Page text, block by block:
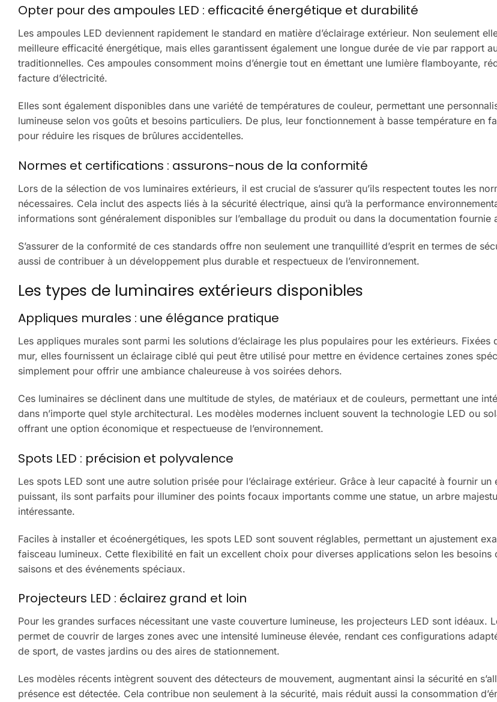
Opter pour des ampoules LED : efficacité énergétique et durabilité
Les ampoules LED deviennent rapidement le standard en matière d’éclairage extérieur. Non seulement
meilleure efficacité énergétique, mais elles garantissent également une longue durée de vie par rapport
traditionnelles. Ces ampoules consomment moins d’énergie tout en émettant une lumière flamboyante,
facture d’électricité.
Elles sont également disponibles dans une variété de températures de couleur, permettant une
lumineuse selon vos goûts et besoins particuliers. De plus, leur fonctionnement à basse température en
pour réduire les risques de brûlures accidentelles.
Normes et certifications : assurons-nous de la conformité
Lors de la sélection de vos luminaires extérieurs, il est crucial de s’assurer qu’ils respectent toutes les
nécessaires. Cela inclut des aspects liés à la sécurité électrique, ainsi qu’à la performance
informations sont généralement disponibles sur l’emballage du produit ou dans la documentation fournie
S’assurer de la conformité de ces standards offre non seulement une tranquillité d’esprit en termes de
aussi de contribuer à un développement plus durable et respectueux de l’environnement.
Les types de luminaires extérieurs disponibles
Appliques murales : une élégance pratique
Les appliques murales sont parmi les solutions d’éclairage les plus populaires pour les extérieurs. Fixées
mur, elles fournissent un éclairage ciblé qui peut être utilisé pour mettre en évidence certaines zones
simplement pour offrir une ambiance chaleureuse à vos soirées dehors.
Ces luminaires se déclinent dans une multitude de styles, de matériaux et de couleurs, permettant une
dans n’importe quel style architectural. Les modèles modernes incluent souvent la technologie LED ou
offrant une option économique et respectueuse de l’environnement.
Spots LED : précision et polyvalence
Les spots LED sont une autre solution prisée pour l’éclairage extérieur. Grâce à leur capacité à fournir un
puissant, ils sont parfaits pour illuminer des points focaux importants comme une statue, un arbre
intéressante.
Faciles à installer et écoénergétiques, les spots LED sont souvent réglables, permettant un ajustement
faisceau lumineux. Cette flexibilité en fait un excellent choix pour diverses applications selon les besoins
saisons et des événements spéciaux.
Projecteurs LED : éclairez grand et loin
Pour les grandes surfaces nécessitant une vaste couverture lumineuse, les projecteurs LED sont idéaux.
permet de couvrir de larges zones avec une intensité lumineuse élevée, rendant ces configurations
de sport, de vastes jardins ou des aires de stationnement.
Les modèles récents intègrent souvent des détecteurs de mouvement, augmentant ainsi la sécurité en
présence est détectée. Cela contribue non seulement à la sécurité, mais réduit aussi la consommation